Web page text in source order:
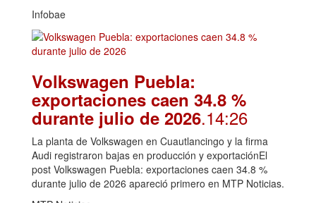
Infobae
Volkswagen Puebla:
exportaciones caen 34.8 %
durante julio de 2026.14:26
La planta de Volkswagen en Cuautlancingo y la firma
Audi registraron bajas en producción y exportaciónEl
post Volkswagen Puebla: exportaciones caen 34.8 %
durante julio de 2026 apareció primero en MTP Noticias.